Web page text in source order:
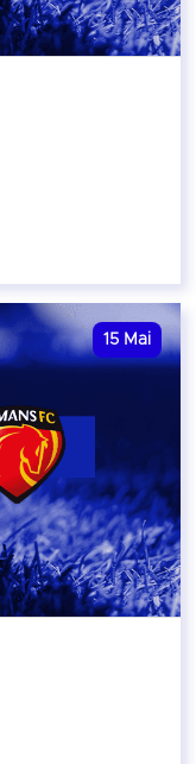
15 Mai